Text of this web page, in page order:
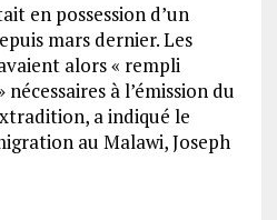
en possession d’un
mars dernier. Les
alors « rempli
à l’émission du
a indiqué le
au Malawi, Joseph